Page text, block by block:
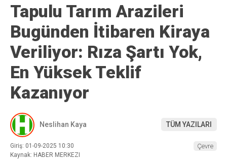
Tapulu Tarım Arazileri
Bugünden İtibaren Kiraya
Veriliyor: Rıza Şartı Yok,
En Yüksek Teklif
Kazanıyor
Neslihan Kaya TÜM YAZILARI
Giriş: 01-09-2025 10:30
Kaynak: HABER MERKEZI
Çevre